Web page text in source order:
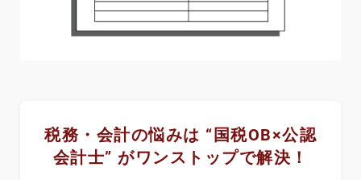
税務・会計の悩みは “国税OB×公認
会計士” がワンストップで解決！